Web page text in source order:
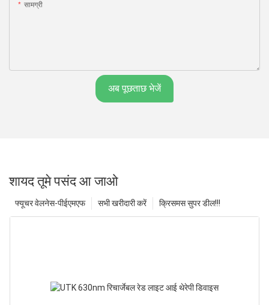
सामग्री
अब पूछताछ भेजें
शायद तूमे पसंद आ जाओ
क्रिसमस सुपर डील!!!
सभी खरीदारी करें
फ्यूचर वेलनेस-पीईएमएफ